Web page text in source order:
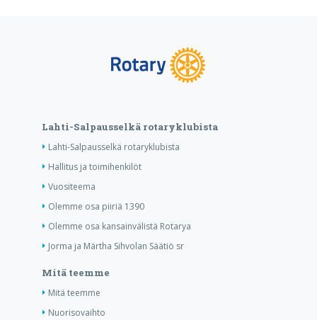
Lahti-Salpausselkä rotaryklubista
Lahti-Salpausselkä rotaryklubista
Hallitus ja toimihenkilöt
Vuositeema
Olemme osa piiriä 1390
Olemme osa kansainvälistä Rotarya
Jorma ja Märtha Sihvolan Säätiö sr
Mitä teemme
Mitä teemme
Nuorisovaihto